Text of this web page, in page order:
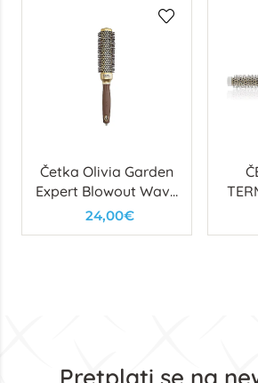
Četka Olivia Garden
Expert Blowout Wavy
Speed Gold 35
24,00€